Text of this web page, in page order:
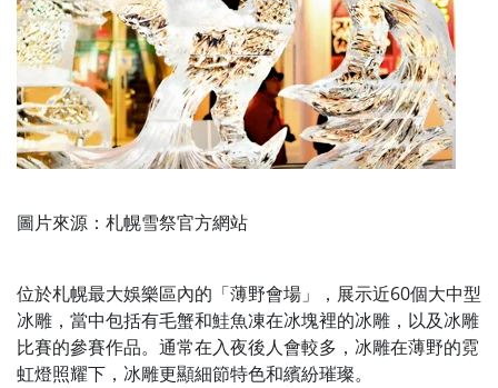
圖片來源：札幌雪祭官方網站
位於札幌最大娛樂區內的「薄野會場」，展示近60個大中型
冰雕，當中包括有毛蟹和鮭魚凍在冰塊裡的冰雕，以及冰雕
比賽的參賽作品。通常在入夜後人會較多，冰雕在薄野的霓
虹燈照耀下，冰雕更顯細節特色和繽紛璀璨。